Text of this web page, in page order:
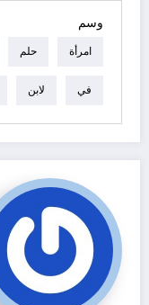
وسم
امرأة حلم
في لابن